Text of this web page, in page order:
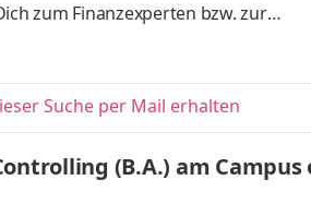
zum Finanzexperten bzw. zur
vor Ort oder ganz flexibel
Aufgaben Du kannst Dein
anerkanntes Bachelorstudium
Suche per Mail erhalten
(B.A.) am